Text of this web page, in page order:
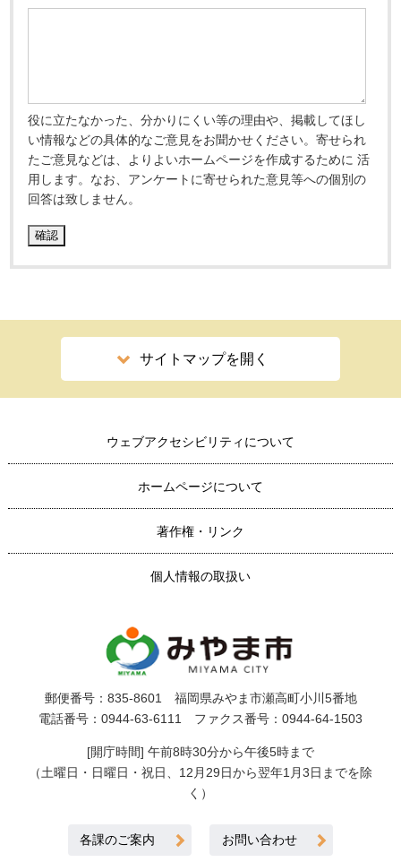
役に立たなかった、分かりにくい等の理由や、掲載してほし
い情報などの具体的なご意見をお聞かせください。寄せられ
たご意見などは、よりよいホームページを作成するために 活
用します。なお、アンケートに寄せられた意見等への個別の
回答は致しません。
サイトマップを開く
ウェブアクセシビリティについて
ホームページについて
著作権・リンク
個人情報の取扱い
郵便番号：835-8601 福岡県みやま市瀬高町小川5番地
電話番号：0944-63-6111 ファクス番号：0944-64-1503
[開庁時間] 午前8時30分から午後5時まで
（土曜日・日曜日・祝日、12月29日から翌年1月3日までを除
く）
各課のご案内 お問い合わせ